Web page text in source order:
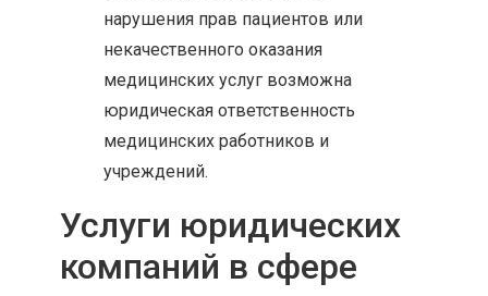
нарушения прав пациентов или
некачественного оказания
медицинских услуг возможна
юридическая ответственность
медицинских работников и
учреждений.
Услуги юридических
компаний в сфере